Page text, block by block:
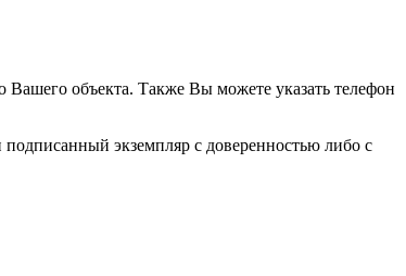
Вашего объекта. Также Вы можете указать телефон
экземпляр с доверенностью либо с